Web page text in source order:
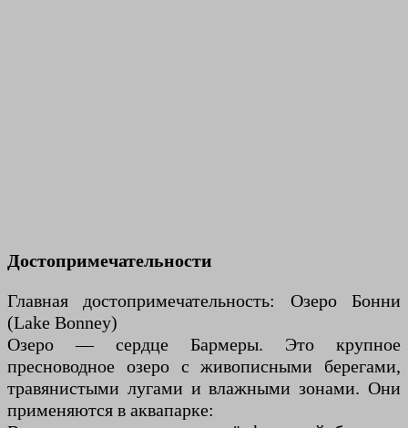
Достопримечательности
Главная достопримечательность: Озеро Бонни
(Lake Bonney)
Озеро — сердце Бармеры. Это крупное
пресноводное озеро с живописными берегами,
травянистыми лугами и влажными зонами. Они
применяются в аквапарке: